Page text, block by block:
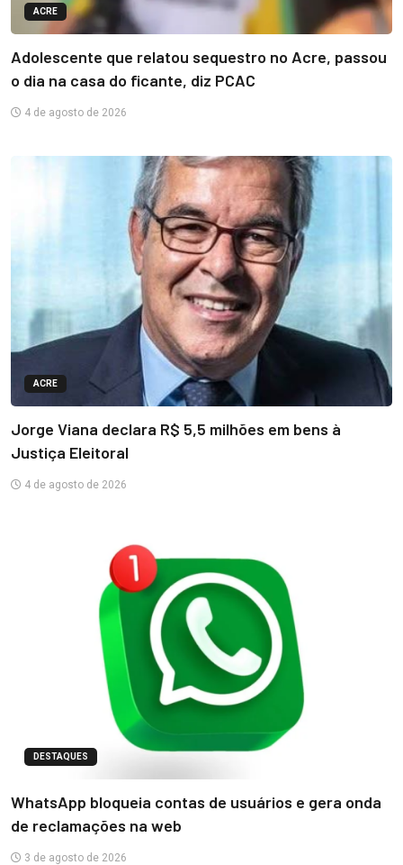
ACRE
Adolescente que relatou sequestro no Acre, passou
o dia na casa do ficante, diz PCAC
4 de agosto de 2026
ACRE
Jorge Viana declara R$ 5,5 milhões em bens à
Justiça Eleitoral
4 de agosto de 2026
DESTAQUES
WhatsApp bloqueia contas de usuários e gera onda
de reclamações na web
3 de agosto de 2026